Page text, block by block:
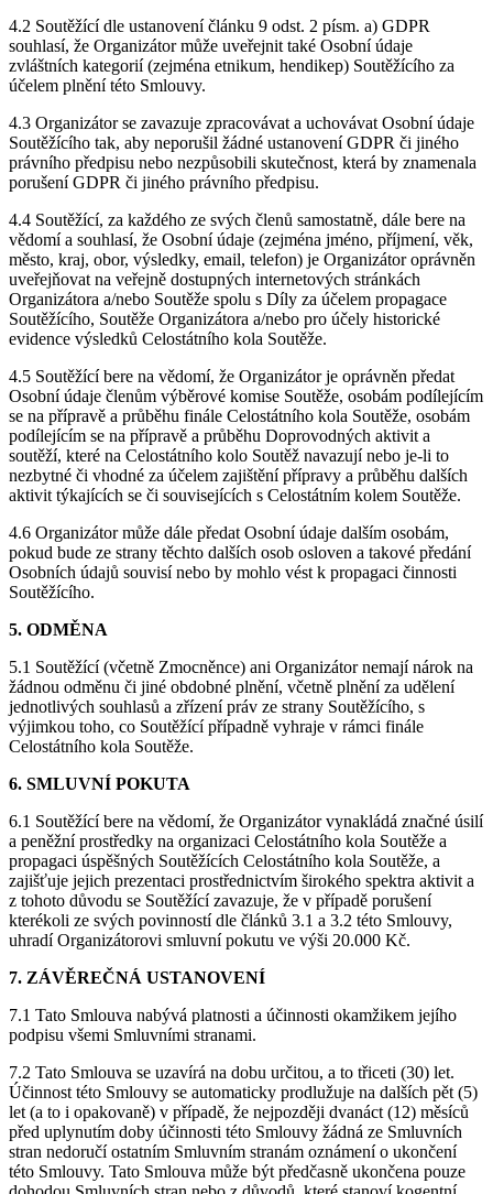
4.2 Soutěžící dle ustanovení článku 9 odst. 2 písm. a) GDPR
souhlasí, že Organizátor může uveřejnit také Osobní údaje
zvláštních kategorií (zejména etnikum, hendikep) Soutěžícího za
účelem plnění této Smlouvy.
4.3 Organizátor se zavazuje zpracovávat a uchovávat Osobní údaje
Soutěžícího tak, aby neporušil žádné ustanovení GDPR či jiného
právního předpisu nebo nezpůsobili skutečnost, která by znamenala
porušení GDPR či jiného právního předpisu.
4.4 Soutěžící, za každého ze svých členů samostatně, dále bere na
vědomí a souhlasí, že Osobní údaje (zejména jméno, příjmení, věk,
město, kraj, obor, výsledky, email, telefon) je Organizátor oprávněn
uveřejňovat na veřejně dostupných internetových stránkách
Organizátora a/nebo Soutěže spolu s Díly za účelem propagace
Soutěžícího, Soutěže Organizátora a/nebo pro účely historické
evidence výsledků Celostátního kola Soutěže.
4.5 Soutěžící bere na vědomí, že Organizátor je oprávněn předat
Osobní údaje členům výběrové komise Soutěže, osobám podílejícím
se na přípravě a průběhu finále Celostátního kola Soutěže, osobám
podílejícím se na přípravě a průběhu Doprovodných aktivit a
soutěží, které na Celostátního kolo Soutěž navazují nebo je-li to
nezbytné či vhodné za účelem zajištění přípravy a průběhu dalších
aktivit týkajících se či souvisejících s Celostátním kolem Soutěže.
4.6 Organizátor může dále předat Osobní údaje dalším osobám,
pokud bude ze strany těchto dalších osob osloven a takové předání
Osobních údajů souvisí nebo by mohlo vést k propagaci činnosti
Soutěžícího.
5. ODMĚNA
5.1 Soutěžící (včetně Zmocněnce) ani Organizátor nemají nárok na
žádnou odměnu či jiné obdobné plnění, včetně plnění za udělení
jednotlivých souhlasů a zřízení práv ze strany Soutěžícího, s
výjimkou toho, co Soutěžící případně vyhraje v rámci finále
Celostátního kola Soutěže.
6. SMLUVNÍ POKUTA
6.1 Soutěžící bere na vědomí, že Organizátor vynakládá značné úsilí
a peněžní prostředky na organizaci Celostátního kola Soutěže a
propagaci úspěšných Soutěžících Celostátního kola Soutěže, a
zajišťuje jejich prezentaci prostřednictvím širokého spektra aktivit a
z tohoto důvodu se Soutěžící zavazuje, že v případě porušení
kterékoli ze svých povinností dle článků 3.1 a 3.2 této Smlouvy,
uhradí Organizátorovi smluvní pokutu ve výši 20.000 Kč.
7. ZÁVĚREČNÁ USTANOVENÍ
7.1 Tato Smlouva nabývá platnosti a účinnosti okamžikem jejího
podpisu všemi Smluvními stranami.
7.2 Tato Smlouva se uzavírá na dobu určitou, a to třiceti (30) let.
Účinnost této Smlouvy se automaticky prodlužuje na dalších pět (5)
let (a to i opakovaně) v případě, že nejpozději dvanáct (12) měsíců
před uplynutím doby účinnosti této Smlouvy žádná ze Smluvních
stran nedoručí ostatním Smluvním stranám oznámení o ukončení
této Smlouvy. Tato Smlouva může být předčasně ukončena pouze